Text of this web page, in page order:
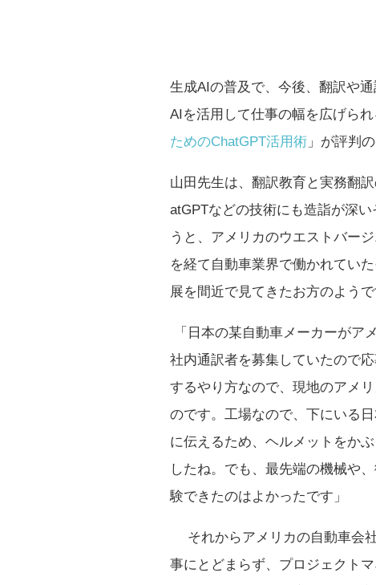
生成AIの普及で、今後、翻訳や
AIを活用して仕事の幅を広げられ
ためのChatGPT活用術 」が評判
山田先生は、翻訳教育と実務翻
atGPTなどの技術にも造詣が深
うと、アメリカのウエストバー
を経て自動車業界で働かれてい
展を間近で見てきたお方のようで
「日本の某自動車メーカーがア
社内通訳者を募集していたので
するやり方なので、現地のアメ
のです。工場なので、下にいる
に伝えるため、ヘルメットをか
したね。でも、最先端の機械や
験できたのはよかったです」
それからアメリカの自動車会
事にとどまらず、プロジェクト